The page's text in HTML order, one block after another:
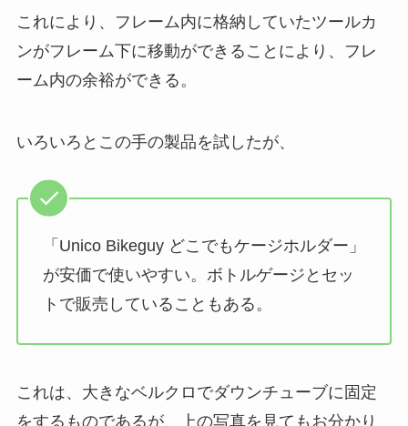
これにより、フレーム内に格納していたツールカ
ンがフレーム下に移動ができることにより、フレ
ーム内の余裕ができる。
いろいろとこの手の製品を試したが、
「Unico Bikeguy どこでもケージホルダー」
が安価で使いやすい。ボトルゲージとセッ
トで販売していることもある。
これは、大きなベルクロでダウンチューブに固定
をするものであるが、上の写真を見てもお分かり